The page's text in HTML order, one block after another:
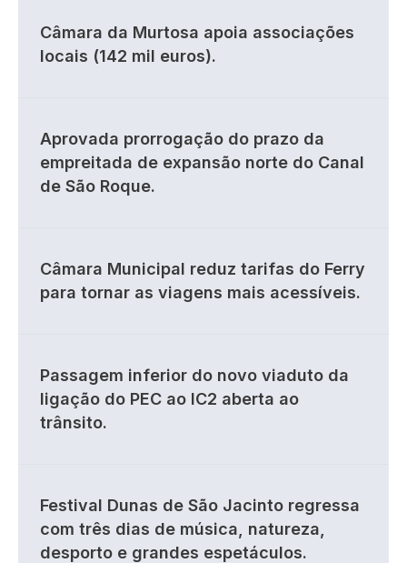
Câmara da Murtosa apoia associações
locais (142 mil euros).
Aprovada prorrogação do prazo da
empreitada de expansão norte do Canal
de São Roque.
Câmara Municipal reduz tarifas do Ferry
para tornar as viagens mais acessíveis.
Passagem inferior do novo viaduto da
ligação do PEC ao IC2 aberta ao
trânsito.
Festival Dunas de São Jacinto regressa
com três dias de música, natureza,
desporto e grandes espetáculos.